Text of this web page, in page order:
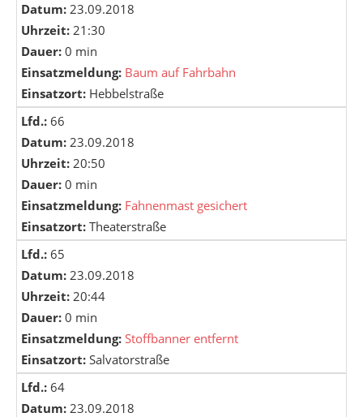
Datum: 23.09.2018
Uhrzeit: 21:30
Dauer: 0 min
Einsatzmeldung: Baum auf Fahrbahn
Einsatzort: Hebbelstraße
Lfd.: 66
Datum: 23.09.2018
Uhrzeit: 20:50
Dauer: 0 min
Einsatzmeldung: Fahnenmast gesichert
Einsatzort: Theaterstraße
Lfd.: 65
Datum: 23.09.2018
Uhrzeit: 20:44
Dauer: 0 min
Einsatzmeldung: Stoffbanner entfernt
Einsatzort: Salvatorstraße
Lfd.: 64
Datum: 23.09.2018